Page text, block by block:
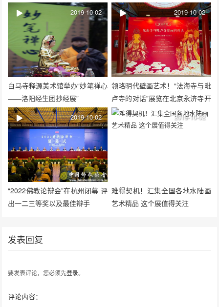
午节慰问活动
白马寺释源美术馆举办“妙笔禅心
——洛阳经生团抄经展”
2019-10-02
领略明代壁画艺术！“法海寺与毗
卢寺的对话”展览在北京永济寺开
展
2019-10-02
“2022佛教论辩会”在杭州闭幕 评
出一二三等奖以及最佳辩手
2019-10-02
难得契机！汇集全国各地水陆画
艺术精品 这个展值得关注
2019-10-02
发表回复
要发表评论，您必须先登录。
评论内容：